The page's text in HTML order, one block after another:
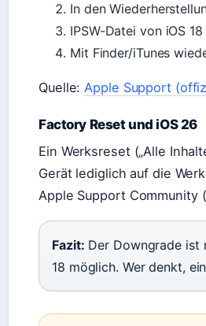
In den
IPSW-Datei von iOS 18
Mit Finder/iTunes
Quelle:Apple Support
Factory Reset und iOS 26
Ein Werksreset („Alle
Gerät lediglich auf die
Apple Support Community
Fazit: Der Downgrade ist
18 möglich. Wer denkt,